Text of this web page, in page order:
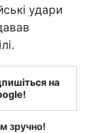
удари
на
зручно!